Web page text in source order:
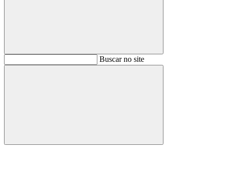
BuscarBuscar no site
Buscar